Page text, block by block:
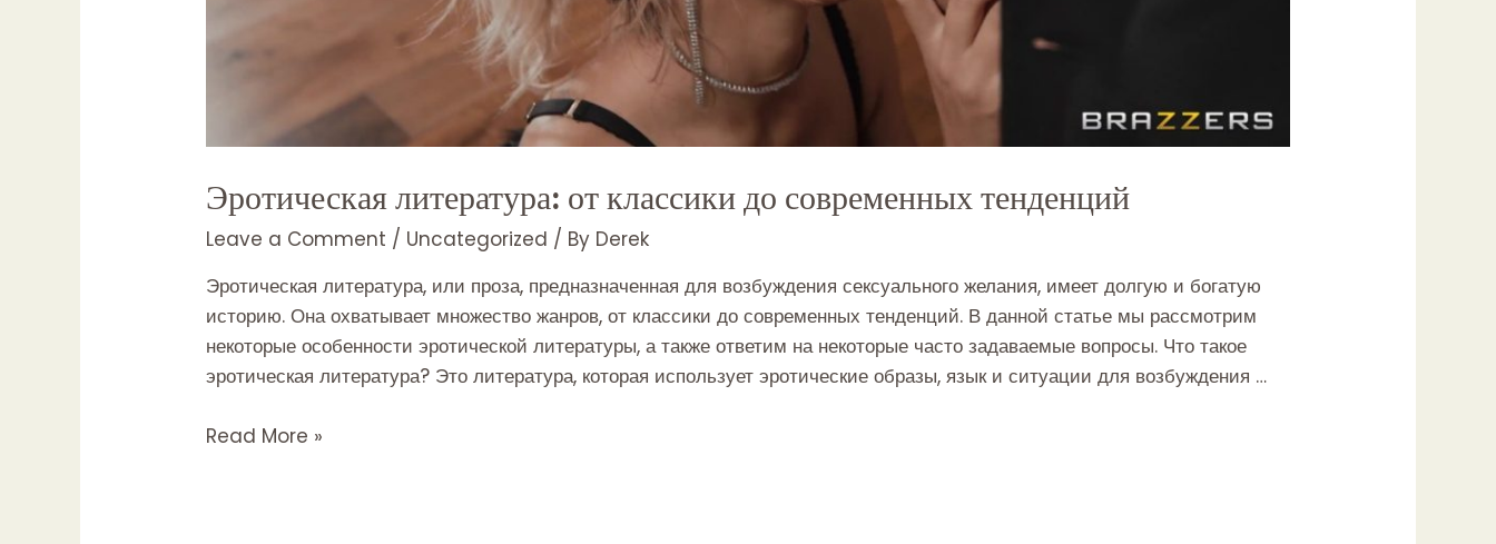
Эротическая литература: от классики до современных тенденций
Leave a Comment / Uncategorized / By Derek
Эротическая литература, или проза, предназначенная для возбуждения сексуального желания, имеет долгую и богатую
историю. Она охватывает множество жанров, от классики до современных тенденций. В данной статье мы рассмотрим
некоторые особенности эротической литературы, а также ответим на некоторые часто задаваемые вопросы. Что такое
эротическая литература? Это литература, которая использует эротические образы, язык и ситуации для возбуждения …
Эротическая
Read More »